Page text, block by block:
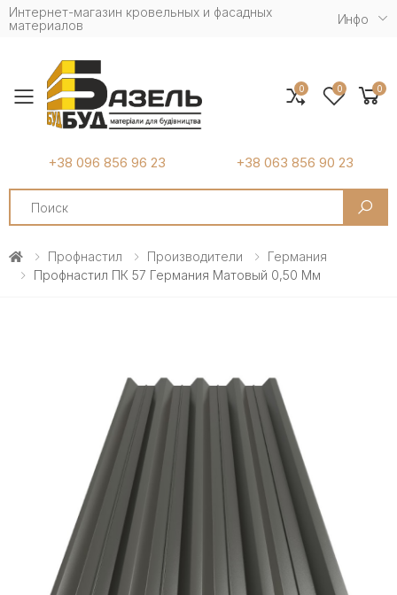
Интернет-магазин кровельных и фасадных
материалов
Инфо
Toggle mobile menu
+38 096 856 96 23 +38 063 856 90 23
Search
0 0 0
Профнастил Производители
Германия
Профнастил ПК 57 Германия Матовый 0,50 Мм